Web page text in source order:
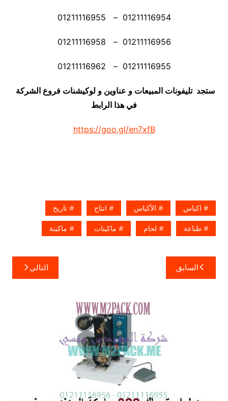
01211116954 – 01211116955
01211116956 – 01211116958
01211116955 – 01211116962
ستجد تليفونات المبيعات و عناوين و لوكيشنات فروع الشركة
في هذا الرابط
https://goo.gl/en7xfB
اكياس الأكياس انتاج تاريخ
طباعة لحام ماكينات ماكينة
تصفّح
المقالات
السابق التالي